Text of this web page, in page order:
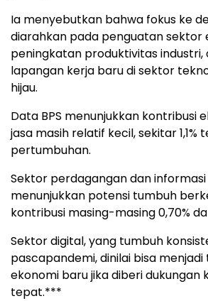
Ia menyebutkan bahwa fokus ke
diarahkan pada penguatan sektor
peningkatan produktivitas
lapangan kerja baru di sektor
hijau.
Data BPS menunjukkan kontribusi
jasa masih relatif kecil, sekitar 1,1%
pertumbuhan.
Sektor perdagangan dan
menunjukkan potensi tumbuh
kontribusi masing-masing 0,70%
Sektor digital, yang tumbuh
pascapandemi, dinilai bisa
ekonomi baru jika diberi dukungan
tepat.***